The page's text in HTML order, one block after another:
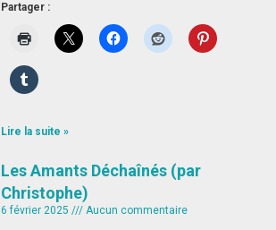
Partager :
Lire la suite »
Les Amants Déchaînés (par
Christophe)
6 février 2025 Aucun commentaire